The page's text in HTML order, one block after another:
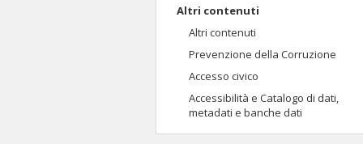
Altri contenuti
Altri contenuti
Prevenzione della Corruzione
Accesso civico
Accessibilità e Catalogo di dati,
metadati e banche dati